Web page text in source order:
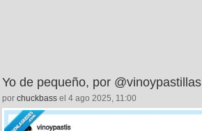
Yo de pequeño, por @vinoypastillas
por chuckbass el 4 ago 2025, 11:00